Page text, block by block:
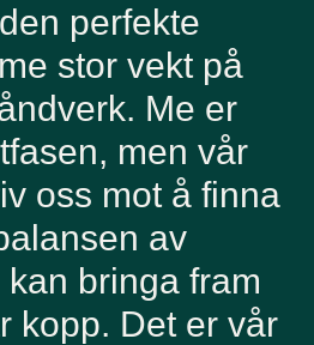
perfekte
stor vekt på
Me er
men vår
oss mot å finna
av
bringa fram
kopp. Det er vår